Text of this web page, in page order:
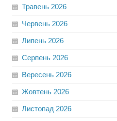
Травень 2026
Червень 2026
Липень 2026
Серпень 2026
Вересень 2026
Жовтень 2026
Листопад 2026